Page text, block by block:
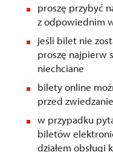
proszę przybyć
z odpowiednim
jeśli bilet nie
proszę najpierw
niechciane
bilety online
przed
w przypadku
biletów
działem obsługi